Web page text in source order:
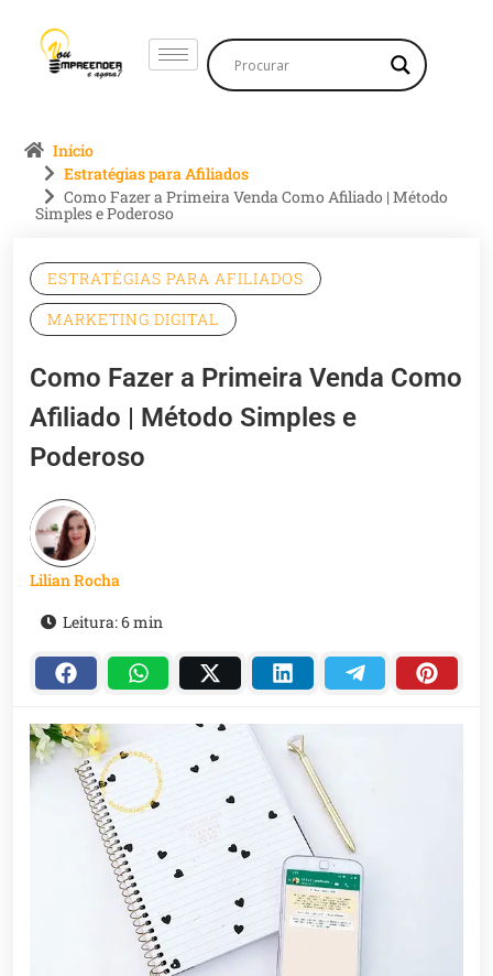
Início
Estratégias para Afiliados
Como Fazer a Primeira Venda Como Afiliado | Método
Simples e Poderoso
ESTRATÉGIAS PARA AFILIADOS
MARKETING DIGITAL
Como Fazer a Primeira Venda Como
Afiliado | Método Simples e
Poderoso
Lilian Rocha
Leitura: 6 min